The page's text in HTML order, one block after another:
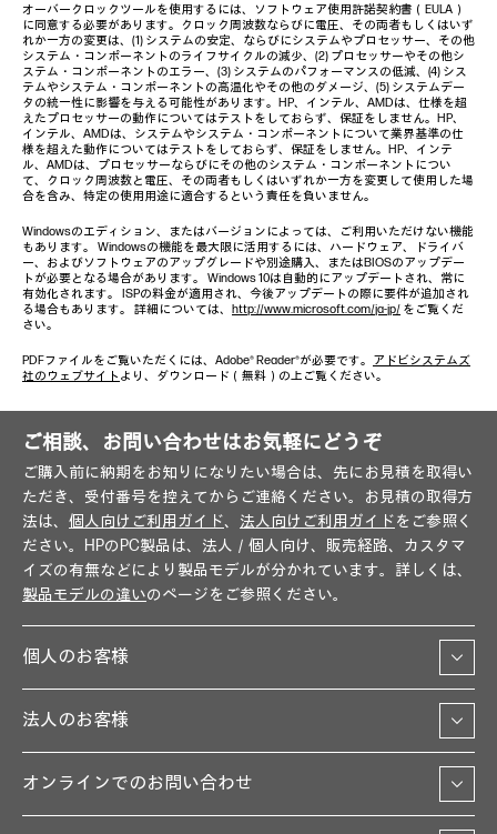
オーバークロックツールを使用するには、ソフトウェア使用許諾契約書（EULA）
に同意する必要があります。クロック周波数ならびに電圧、その両者もしくはいず
れか一方の変更は、(1) システムの安定、ならびにシステムやプロセッサー、その他
システム・コンポーネントのライフサイクルの減少、(2) プロセッサーやその他シ
ステム・コンポーネントのエラー、(3) システムのパフォーマンスの低減、(4) シス
テムやシステム・コンポーネントの高温化やその他のダメージ、(5) システムデー
タの統一性に影響を与える可能性があります。HP、インテル、AMDは、仕様を超
えたプロセッサーの動作についてはテストをしておらず、保証をしません。HP、
インテル、AMDは、システムやシステム・コンポーネントについて業界基準の仕
様を超えた動作についてはテストをしておらず、保証をしません。HP、インテ
ル、AMDは、プロセッサーならびにその他のシステム・コンポーネントについ
て、クロック周波数と電圧、その両者もしくはいずれか一方を変更して使用した場
合を含み、特定の使用用途に適合するという責任を負いません。
Windowsのエディション、またはバージョンによっては、ご利用いただけない機能
もあります。 Windowsの機能を最大限に活用するには、ハードウェア、ドライバ
ー、およびソフトウェアのアップグレードや別途購入、またはBIOSのアップデー
トが必要となる場合があります。 Windows 10は自動的にアップデートされ、常に
有効化されます。 ISPの料金が適用され、今後アップデートの際に要件が追加され
る場合もあります。 詳細については、 http://www.microsoft.com/ja-jp/ をご覧くだ
さい。
PDFファイルをご覧いただくには、Adobe® Reader®が必要です。 アドビシステムズ
社のウェブサイト より、ダウンロード（無料）の上ご覧ください。
ご相談、お問い合わせはお気軽にどうぞ
ご購入前に納期をお知りになりたい場合は、先にお見積を取得い
ただき、受付番号を控えてからご連絡ください。お見積の取得方
法は、 個人向けご利用ガイド、 法人向けご利用ガイドをご参照く
ださい。HPのPC製品は、法人／個人向け、販売経路、カスタマ
イズの有無などにより製品モデルが分かれています。詳しくは、
製品モデルの違いのページをご参照ください。
個人のお客様
法人のお客様
オンラインでのお問い合わせ